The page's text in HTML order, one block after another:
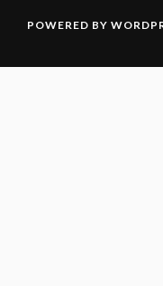
POWERED BY